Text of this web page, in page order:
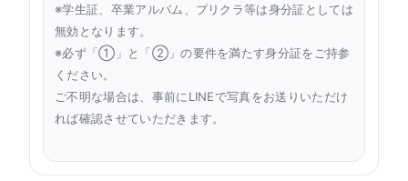
※学生証、卒業アルバム、プリクラ等は身分証としては
無効となります。
※必ず「①」と「②」の要件を満たす身分証をご持参
ください。
ご不明な場合は、事前にLINEで写真をお送りいただけ
れば確認させていただきます。